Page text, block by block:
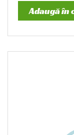
Adaugă în